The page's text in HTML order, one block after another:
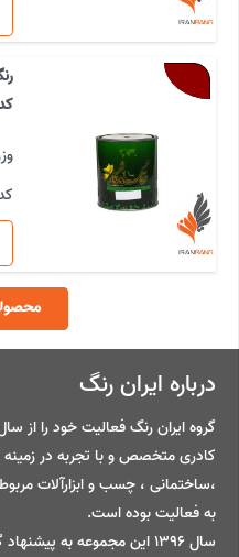
کد
درباره ایران رنگ
کادری متخصص و با تجربه در زمینه
،ساختمانی ، چسب و ابزارآلات
به فعالیت بوده است.
سال 1396 این مجموعه به